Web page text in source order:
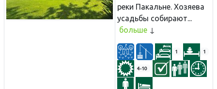
реки Пакальне. Хозяева
усадьбы собирают...
больше
1 1
4-10